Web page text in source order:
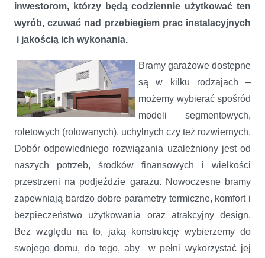
inwestorom, którzy będą codziennie użytkować ten
wyrób, czuwać nad przebiegiem prac instalacyjnych
i jakością ich wykonania.
Bramy garażowe dostępne
są w kilku rodzajach –
możemy wybierać spośród
modeli segmentowych,
roletowych (rolowanych), uchylnych czy też rozwiernych.
Dobór odpowiedniego rozwiązania uzależniony jest od
naszych potrzeb, środków finansowych i wielkości
przestrzeni na podjeździe garażu. Nowoczesne bramy
zapewniają bardzo dobre parametry termiczne, komfort i
bezpieczeństwo użytkowania oraz atrakcyjny design.
Bez względu na to, jaką konstrukcję wybierzemy do
swojego domu, do tego, aby w pełni wykorzystać jej